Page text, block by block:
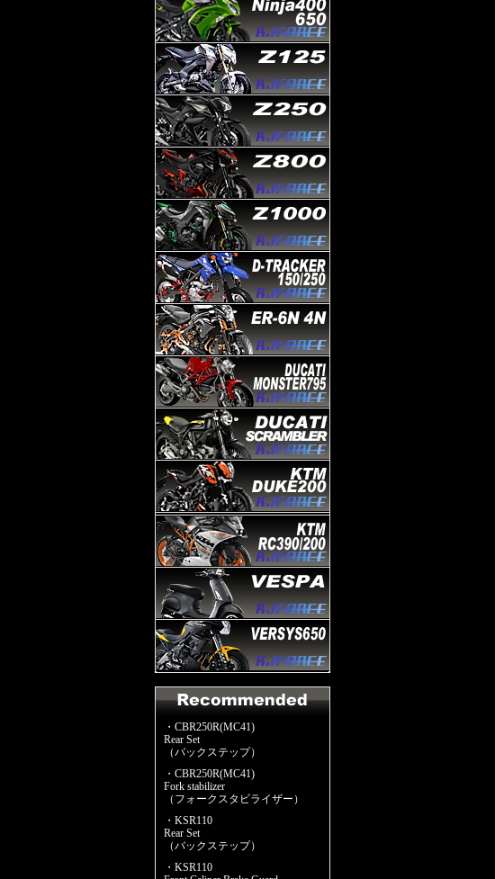
・CBR250R(MC41)
Rear Set
（バックステップ）
・CBR250R(MC41)
Fork stabilizer
（フォークスタビライザー）
・KSR110
Rear Set
（バックステップ）
・KSR110